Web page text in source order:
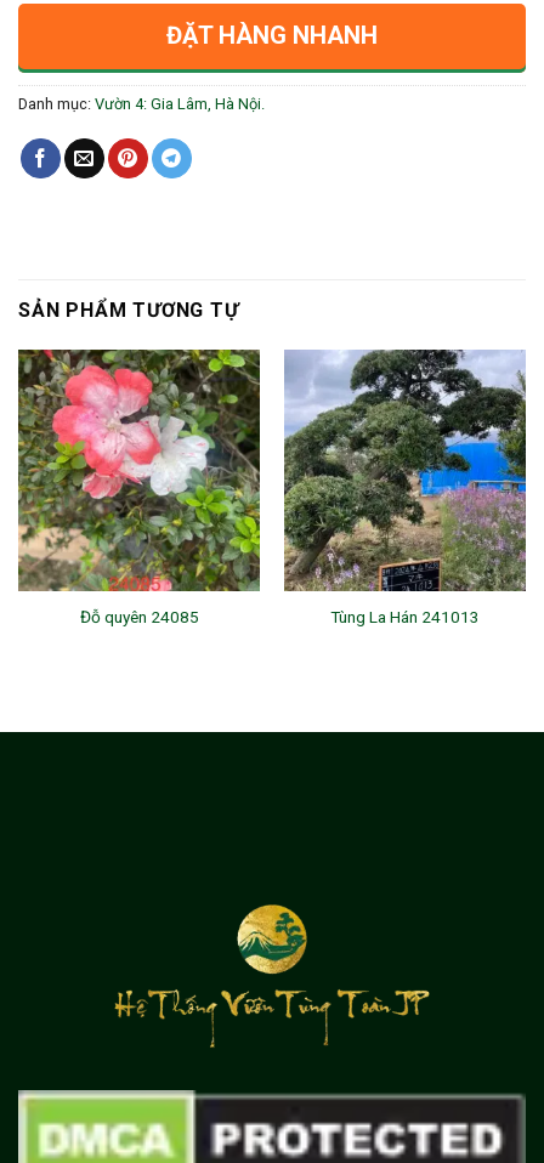
ĐẶT HÀNG NHANH
Danh mục: Vườn 4: Gia Lâm, Hà Nội.
SẢN PHẨM TƯƠNG TỰ
Đỗ quyên 24085 Tùng La Hán 241013